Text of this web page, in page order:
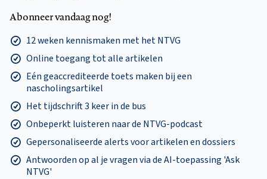
Abonneer vandaag nog!
12 weken kennismaken met het NTVG
Online toegang tot alle artikelen
Eén geaccrediteerde toets maken bij een
nascholingsartikel
Het tijdschrift 3 keer in de bus
Onbeperkt luisteren naar de NTVG-podcast
Gepersonaliseerde alerts voor artikelen en dossiers
Antwoorden op al je vragen via de AI-toepassing 'Ask
NTVG'